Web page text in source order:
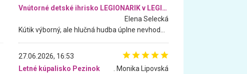
Vnútorné detské ihrisko LEGIONARIK v LEGIA Fitness
Elena Selecká
27.06.2026, 16:53
Letné kúpalisko Pezinok
. Monika Lipovská